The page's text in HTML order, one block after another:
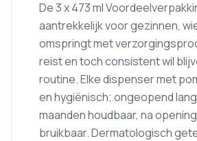
De 3 x 473 ml
aantrekkelijk voor gezinnen,
omspringt met
reist en toch consistent wil
routine. Elke dispenser met
en hygiënisch; ongeopend
maanden houdbaar, na
bruikbaar. Dermatologisch